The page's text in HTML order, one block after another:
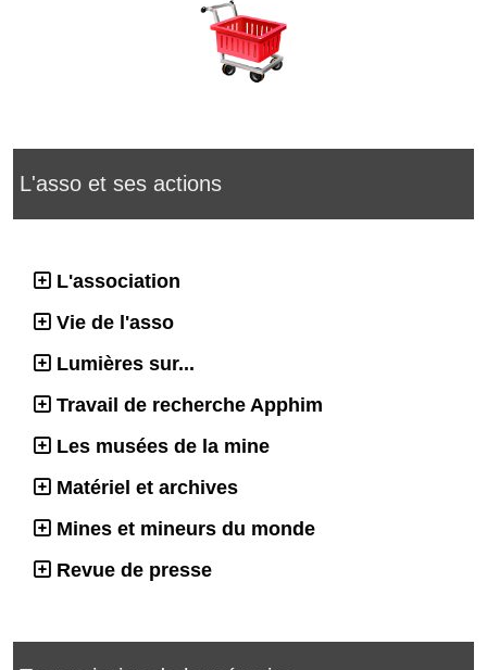
L'asso et ses actions
L'association
Vie de l'asso
Lumières sur...
Travail de recherche Apphim
Les musées de la mine
Matériel et archives
Mines et mineurs du monde
Revue de presse